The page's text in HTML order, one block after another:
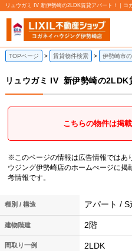
リュウガミ IV 新伊勢崎の2LDK賃貸アパート！｜コ
TOPページ 賃貸物件検索 伊勢崎市
リュウガミ IV 新伊勢崎の2LDK
こちらの物件は掲
※このページの情報は広告情報ではあ
ウジング伊勢崎店のホームぺージに掲
考情報です。
種別 / 構造 アパート /
建物階建 2階
間取り一例 2LDK